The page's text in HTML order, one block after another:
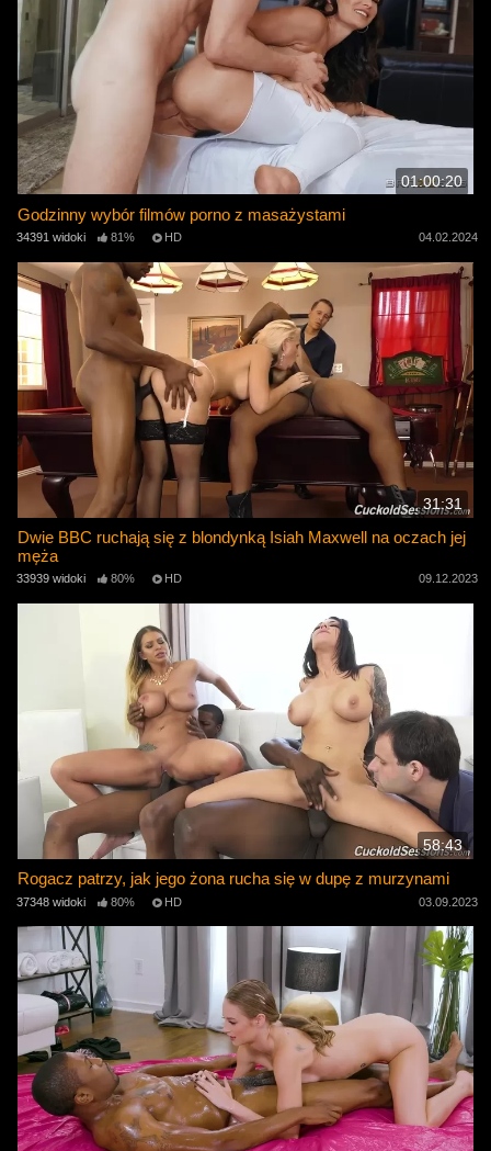
01:00:20
Godzinny wybór filmów porno z masażystami
34391 widoki 81% HD 04.02.2024
31:31
Dwie BBC ruchają się z blondynką Isiah Maxwell na oczach jej
męża
33939 widoki 80% HD 09.12.2023
58:43
Rogacz patrzy, jak jego żona rucha się w dupę z murzynami
37348 widoki 80% HD 03.09.2023